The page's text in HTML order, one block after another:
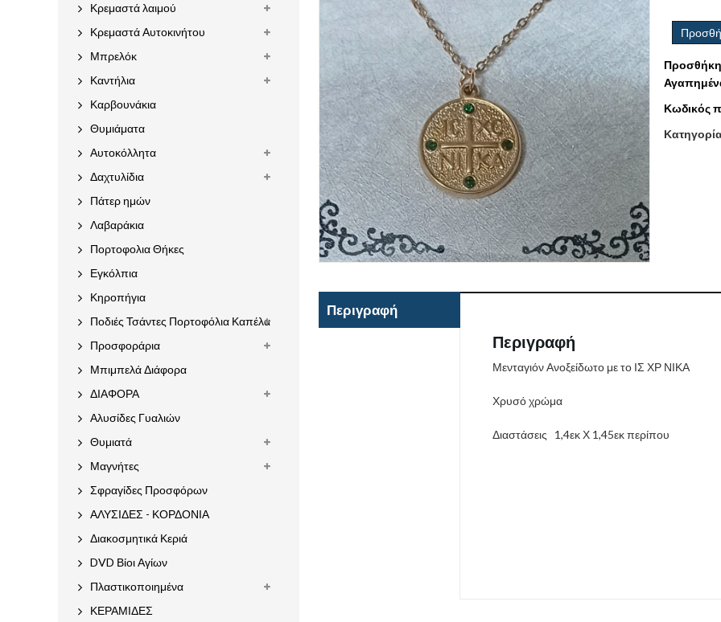
Κωδικός
Περιγραφή
Περιγραφή
Μενταγιόν Ανοξείδωτο με το ΙΣ ΧΡ ΝΙΚΑ
Χρυσό χρώμα
Διαστάσεις 1,4εκ Χ 1,45εκ περίπου
Κρεμαστά λαιμού
Κρεμαστά Αυτοκινήτου
Μπρελόκ
Καντήλια
Καρβουνάκια
Θυμιάματα
Αυτοκόλλητα
Δαχτυλίδια
Πάτερ ημών
Λαβαράκια
Πορτοφολια Θήκες
Εγκόλπια
Κηροπήγια
Ποδιές Τσάντες Πορτοφόλια Καπέλα
Προσφοράρια
Μπιμπελά Διάφορα
ΔΙΑΦΟΡΑ
Αλυσίδες Γυαλιών
Θυμιατά
Μαγνήτες
Σφραγίδες Προσφόρων
ΑΛΥΣΙΔΕΣ - ΚΟΡΔΟΝΙΑ
Διακοσμητικά Κεριά
DVD Βίοι Αγίων
Πλαστικοποιημένα
ΚΕΡΑΜΙΔΕΣ